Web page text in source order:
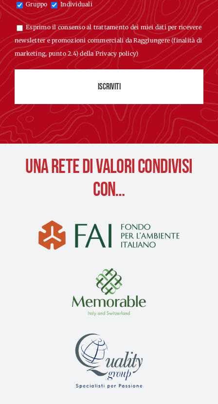
Gruppo Individuali
Esprimo il consenso al trattamento dei miei dati per ricevere
newsletter e promozioni commerciali da Raggiungere (finalità di
marketing, punto 2.4) dellaPrivacy policy)
UNA RETE DI VALORI CONDIVISI
CON…